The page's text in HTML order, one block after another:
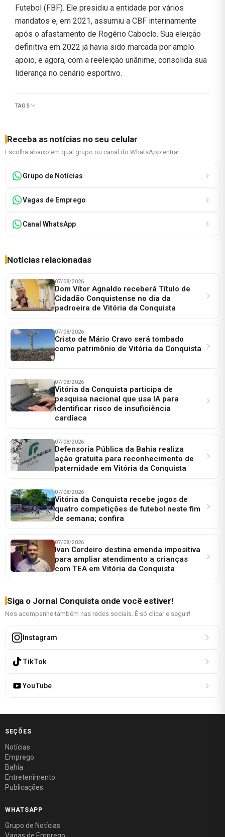
Futebol (FBF). Ele presidiu a entidade por vários
mandatos e, em 2021, assumiu a CBF interinamente
após o afastamento de Rogério Caboclo. Sua eleição
definitiva em 2022 já havia sido marcada por amplo
apoio, e agora, com a reeleição unânime, consolida sua
liderança no cenário esportivo.
TAGS
Receba as notícias no seu celular
Escolha abaixo em qual grupo ou canal do WhatsApp entrar:
Grupo de Notícias
Vagas de Emprego
Canal WhatsApp
Notícias relacionadas
07/08/2026
Dom Vítor Agnaldo receberá Título de
Cidadão Conquistense no dia da
padroeira de Vitória da Conquista
07/08/2026
Cristo de Mário Cravo será tombado
como patrimônio de Vitória da Conquista
07/08/2026
Vitória da Conquista participa de
pesquisa nacional que usa IA para
identificar risco de insuficiência
cardíaca
07/08/2026
Defensoria Pública da Bahia realiza
ação gratuita para reconhecimento de
paternidade em Vitória da Conquista
07/08/2026
Vitória da Conquista recebe jogos de
quatro competições de futebol neste fim
de semana; confira
07/08/2026
Ivan Cordeiro destina emenda impositiva
para ampliar atendimento a crianças
com TEA em Vitória da Conquista
Siga o Jornal Conquista onde você estiver!
Nos acompanhe também nas redes sociais. É só clicar e seguir!
Instagram
TikTok
YouTube
SEÇÕES
Notícias
Emprego
Bahia
Entretenimento
Publicações
WHATSAPP
Grupo de Notícias